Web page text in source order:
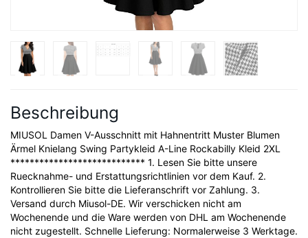
Beschreibung
MIUSOL Damen V-Ausschnitt mit Hahnentritt Muster Blumen
Ärmel Knielang Swing Partykleid A-Line Rockabilly Kleid 2XL
**************************** 1. Lesen Sie bitte unsere
Ruecknahme- und Erstattungsrichtlinien vor dem Kauf. 2.
Kontrollieren Sie bitte die Lieferanschrift vor Zahlung. 3.
Versand durch Miusol-DE. Wir verschicken nicht am
Wochenende und die Ware werden von DHL am Wochenende
nicht zugestellt. Schnelle Lieferung: Normalerweise 3 Werktage.